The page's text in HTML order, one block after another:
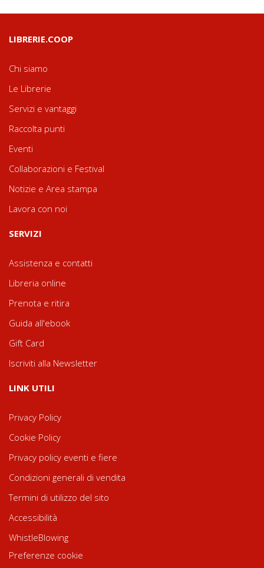
LIBRERIE.COOP
Chi siamo
Le Librerie
Servizi e vantaggi
Raccolta punti
Eventi
Collaborazioni e Festival
Notizie e Area stampa
Lavora con noi
SERVIZI
Assistenza e contatti
Libreria online
Prenota e ritira
Guida all'ebook
Gift Card
Iscriviti alla Newsletter
LINK UTILI
Privacy Policy
Cookie Policy
Privacy policy eventi e fiere
Condizioni generali di vendita
Termini di utilizzo del sito
Accessibilità
WhistleBlowing
Preferenze cookie